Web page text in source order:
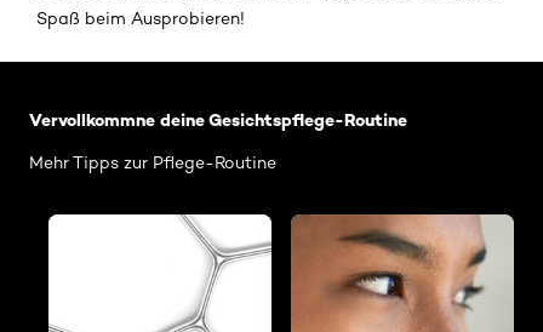
Spaß beim Ausprobieren!
Vervollkommne deine Gesichtspflege-Routine
Mehr Tipps zur Pflege-Routine